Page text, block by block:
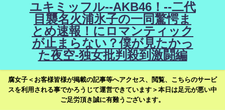
ユキミッフル--AKB46！--二代
目襲名火浦氷子の一同驚愕ま
とめ速報！にロマンティック
が止まらない？僕が見たかっ
た夜空-独女批判殺到激闘編
腐女子＜お客様皆様が掲載の記事等へアクセス、閲覧、こちらのサービ
スを利用される事でかろうじて運営できています＞本日は足元が悪い中
ご足労頂き誠に有難うございます。